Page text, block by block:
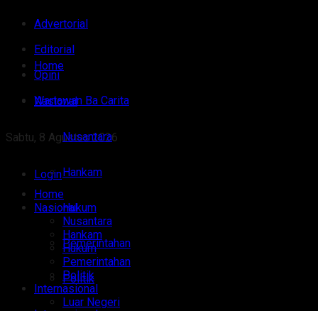
Advertorial
Editorial
Opini
Wartawan Ba Carita
Sabtu, 8 Agustus 2026
Login
Home
Nasional
Nusantara
Hankam
Hukum
Pemerintahan
Politik
Home
Nasional
Nusantara
Hankam
Hukum
Pemerintahan
Politik
Internasional
Luar Negeri